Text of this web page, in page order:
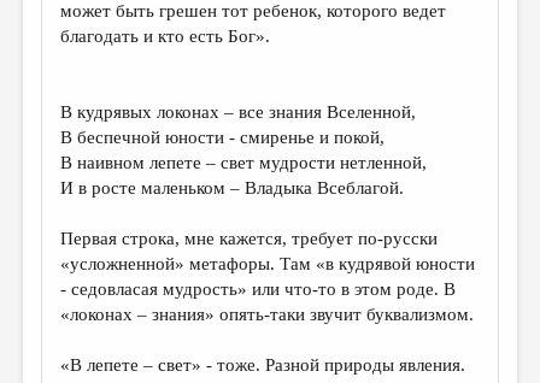
может быть грешен тот ребенок, которого ведет
благодать и кто есть Бог».
В кудрявых локонах – все знания Вселенной,
В беспечной юности - смиренье и покой,
В наивном лепете – свет мудрости нетленной,
И в росте маленьком – Владыка Всеблагой.
Первая строка, мне кажется, требует по-русски
«усложненной» метафоры. Там «в кудрявой юности
- седовласая мудрость» или что-то в этом роде. В
«локонах – знания» опять-таки звучит буквализмом.
«В лепете – свет» - тоже. Разной природы явления.